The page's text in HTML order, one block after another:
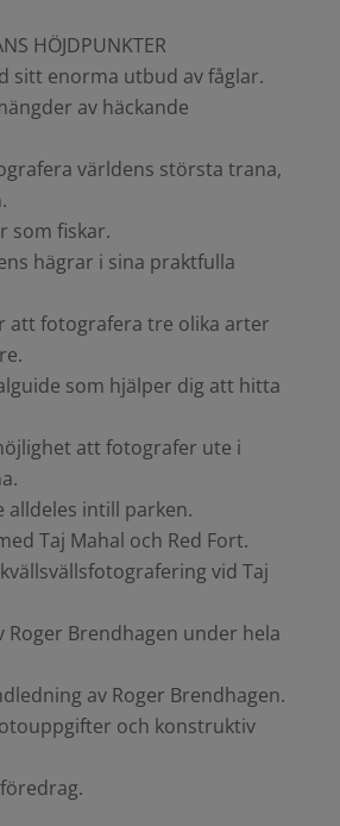
HÖJDPUNKTER
sitt enorma utbud av fåglar.
av häckande
världens största trana,
som fiskar.
hägrar i sina praktfulla
att fotografera tre olika arter
som hjälper dig att hitta
att fotografer ute i
alldeles intill parken.
Taj Mahal och Red Fort.
vällsfotografering vid Taj
Roger Brendhagen under hela
av Roger Brendhagen.
och konstruktiv